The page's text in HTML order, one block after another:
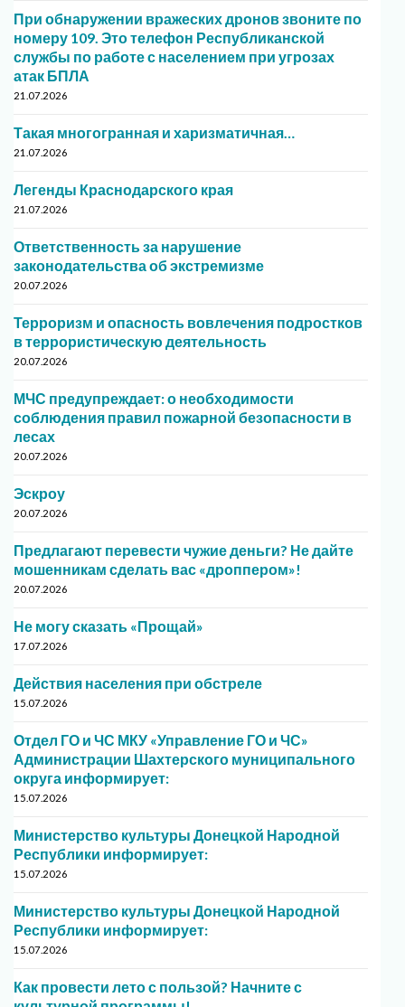
При обнаружении вражеских дронов звоните по
номеру 109. Это телефон Республиканской
службы по работе с населением при угрозах
атак БПЛА
21.07.2026
Такая многогранная и харизматичная…
21.07.2026
Легенды Краснодарского края
21.07.2026
Ответственность за нарушение
законодательства об экстремизме
20.07.2026
Терроризм и опасность вовлечения подростков
в террористическую деятельность
20.07.2026
МЧС предупреждает: о необходимости
соблюдения правил пожарной безопасности в
лесах
20.07.2026
Эскроу
20.07.2026
Предлагают перевести чужие деньги? Не дайте
мошенникам сделать вас «дроппером»!
20.07.2026
Не могу сказать «Прощай»
17.07.2026
Действия населения при обстреле
15.07.2026
Отдел ГО и ЧС МКУ «Управление ГО и ЧС»
Администрации Шахтерского муниципального
округа информирует:
15.07.2026
Министерство культуры Донецкой Народной
Республики информирует:
15.07.2026
Министерство культуры Донецкой Народной
Республики информирует:
15.07.2026
Как провести лето с пользой? Начните с